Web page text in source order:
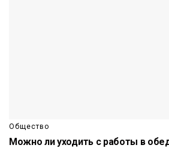
Общество
Можно ли уходить с работы в